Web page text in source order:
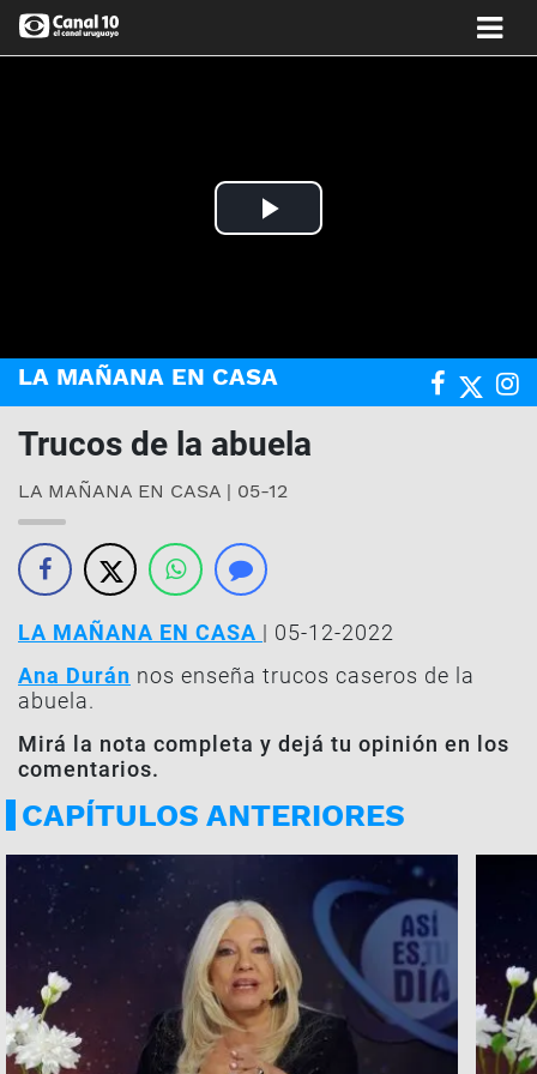
Play
LA MAÑANA EN CASA
Trucos de la abuela
LA MAÑANA EN CASA | 05-12
LA MAÑANA EN CASA | 05-12-2022
Ana Durán nos enseña trucos caseros de la
abuela.
Mirá la nota completa y dejá tu opinión en los
comentarios.
CAPÍTULOS ANTERIORES